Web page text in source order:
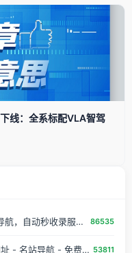
线：全系标配VLA智驾
站牌网址导航收录网 | 精选网站导航，自动秒收录服务 - 最全网址收录！ 86535
1688导航网 - 技术导航 - 名站网址 - 名站导航 - 免费外链 - 免费收录网站 53811